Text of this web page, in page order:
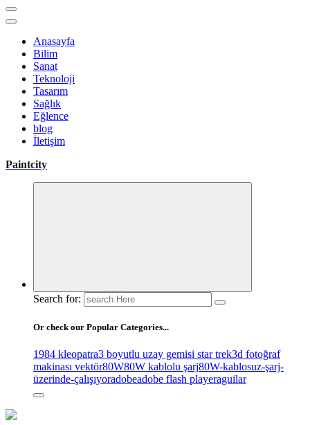
Anasayfa
Bilim
Sanat
Teknoloji
Tasarım
Sağlık
Eğlence
blog
İletişim
Paintcity
Search for:
Or check our Popular Categories...
1984 kleopatra3 boyutlu uzay gemisi star trek3d fotoğraf
makinası vektör80W80W kablolu şarj80W-kablosuz-şarj-
üzerinde-çalışıyoradobeadobe flash playeraguilar